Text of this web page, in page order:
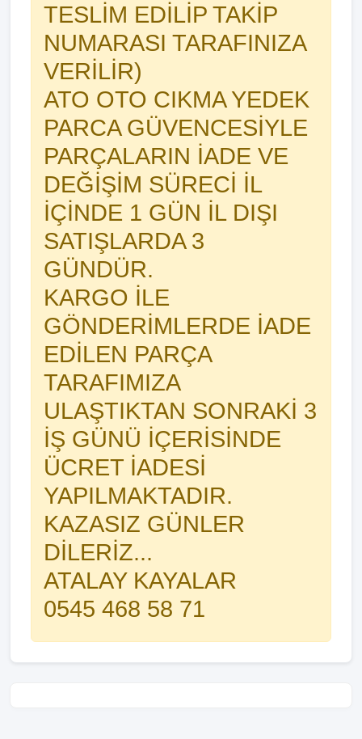
TESLİM EDİLİP TAKİP
NUMARASI TARAFINIZA
VERİLİR)
ATO OTO CIKMA YEDEK
PARCA GÜVENCESİYLE
PARÇALARIN İADE VE
DEĞİŞİM SÜRECİ İL
İÇİNDE 1 GÜN İL DIŞI
SATIŞLARDA 3
GÜNDÜR.
KARGO İLE
GÖNDERİMLERDE İADE
EDİLEN PARÇA
TARAFIMIZA
ULAŞTIKTAN SONRAKİ 3
İŞ GÜNÜ İÇERİSİNDE
ÜCRET İADESİ
YAPILMAKTADIR.
KAZASIZ GÜNLER
DİLERİZ...
ATALAY KAYALAR
0545 468 58 71